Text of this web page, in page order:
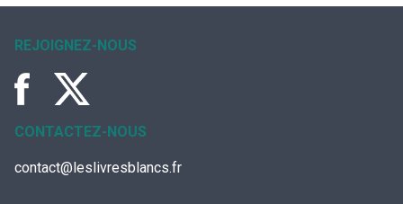
REJOIGNEZ-NOUS
CONTACTEZ-NOUS
contact@leslivresblancs.fr